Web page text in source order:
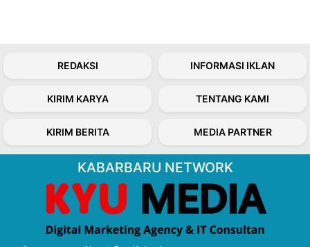
REDAKSI INFORMASI IKLAN
KIRIM KARYA TENTANG KAMI
KIRIM BERITA MEDIA PARTNER
KABARBARU NETWORK